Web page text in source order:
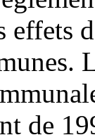
effets
de